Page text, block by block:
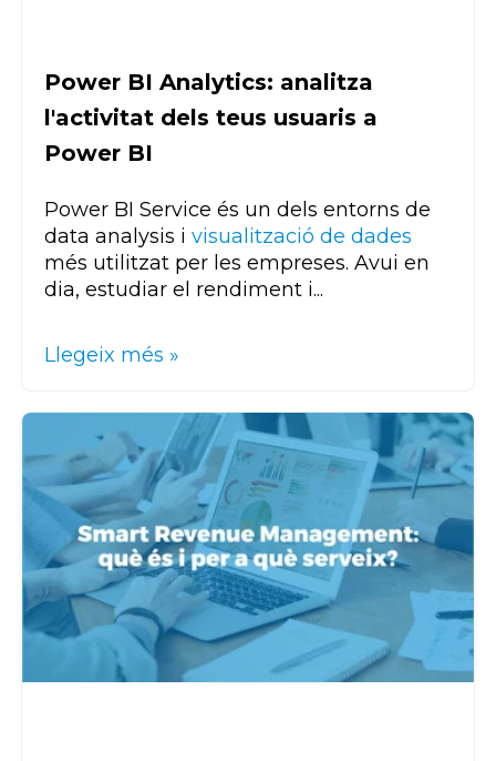
Power BI Analytics: analitza
l'activitat dels teus usuaris a
Power BI
Power BI Service és un dels entorns de
data analysis i visualització de dades
més utilitzat per les empreses. Avui en
dia, estudiar el rendiment i...
Llegeix més »